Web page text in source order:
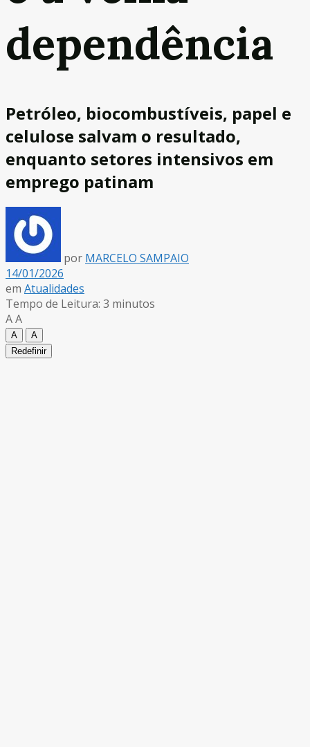
dependência
Petróleo, biocombustíveis, papel e
celulose salvam o resultado,
enquanto setores intensivos em
emprego patinam
por MARCELO SAMPAIO
14/01/2026
em Atualidades
Tempo de Leitura: 3 minutos
AA
A
A
Redefinir